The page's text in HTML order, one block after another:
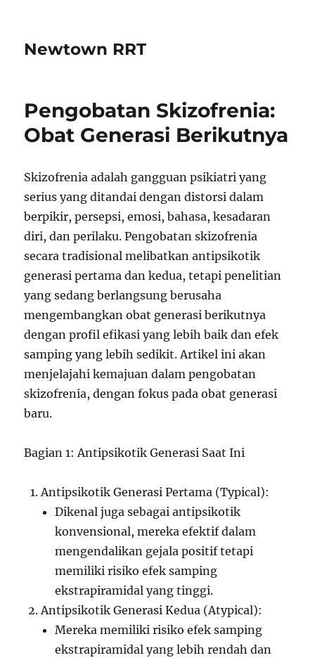
Newtown RRT
Pengobatan Skizofrenia:
Obat Generasi Berikutnya
Skizofrenia adalah gangguan psikiatri yang
serius yang ditandai dengan distorsi dalam
berpikir, persepsi, emosi, bahasa, kesadaran
diri, dan perilaku. Pengobatan skizofrenia
secara tradisional melibatkan antipsikotik
generasi pertama dan kedua, tetapi penelitian
yang sedang berlangsung berusaha
mengembangkan obat generasi berikutnya
dengan profil efikasi yang lebih baik dan efek
samping yang lebih sedikit. Artikel ini akan
menjelajahi kemajuan dalam pengobatan
skizofrenia, dengan fokus pada obat generasi
baru.
Bagian 1: Antipsikotik Generasi Saat Ini
Antipsikotik Generasi Pertama (Typical):
Dikenal juga sebagai antipsikotik
konvensional, mereka efektif dalam
mengendalikan gejala positif tetapi
memiliki risiko efek samping
ekstrapiramidal yang tinggi.
Antipsikotik Generasi Kedua (Atypical):
Mereka memiliki risiko efek samping
ekstrapiramidal yang lebih rendah dan